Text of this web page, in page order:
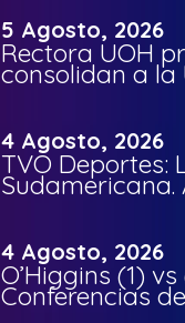
5 Agosto, 2026
Rectora UOH
consolidan a la
4 Agosto, 2026
TVO Deportes:
Sudamericana.
4 Agosto, 2026
O’Higgins (1)
Conferencias